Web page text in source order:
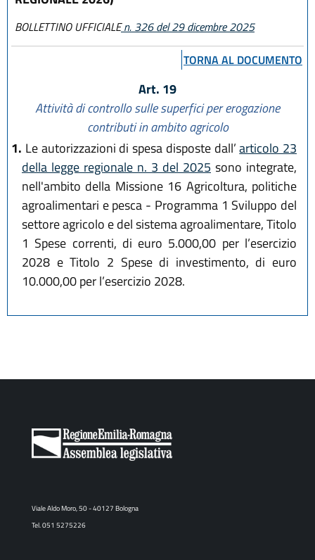
BOLLETTINO UFFICIALEn. 326 del 29 dicembre 2025
TORNA AL DOCUMENTO
Art. 19
Attività di controllo sulle superfici per erogazione
contributi in ambito agricolo
1. Le autorizzazioni di spesa disposte dall’articolo 23
della legge regionale n. 3 del 2025 sono integrate,
nell'ambito della Missione 16 Agricoltura, politiche
agroalimentari e pesca - Programma 1 Sviluppo del
settore agricolo e del sistema agroalimentare, Titolo
1 Spese correnti, di euro 5.000,00 per l’esercizio
2028 e Titolo 2 Spese di investimento, di euro
10.000,00 per l’esercizio 2028.
Viale Aldo Moro, 50 - 40127 Bologna
Tel. 051 5275226